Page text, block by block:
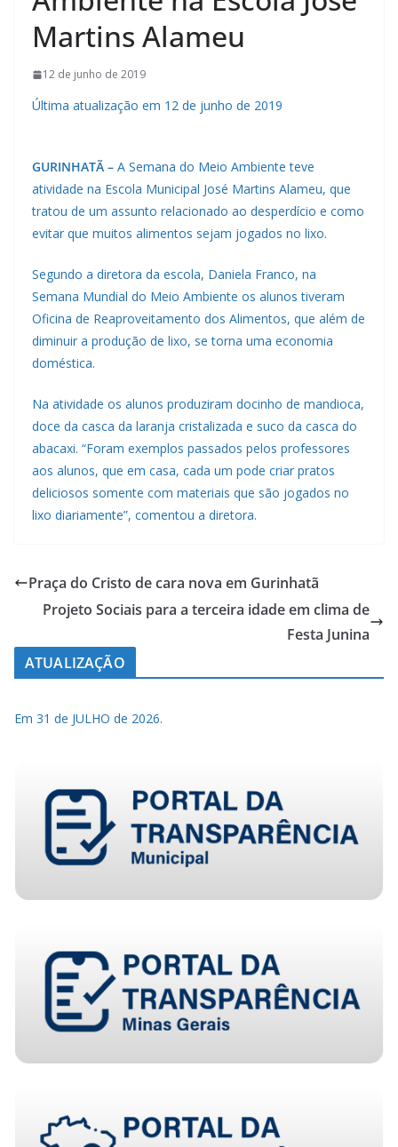
Martins Alameu
12 de junho de 2019
Última atualização em 12 de junho de 2019
GURINHATÃ – A Semana do Meio Ambiente teve
atividade na Escola Municipal José Martins Alameu, que
tratou de um assunto relacionado ao desperdício e como
evitar que muitos alimentos sejam jogados no lixo.
Segundo a diretora da escola, Daniela Franco, na
Semana Mundial do Meio Ambiente os alunos tiveram
Oficina de Reaproveitamento dos Alimentos, que além de
diminuir a produção de lixo, se torna uma economia
doméstica.
Na atividade os alunos produziram docinho de mandioca,
doce da casca da laranja cristalizada e suco da casca do
abacaxi. “Foram exemplos passados pelos professores
aos alunos, que em casa, cada um pode criar pratos
deliciosos somente com materiais que são jogados no
lixo diariamente”, comentou a diretora.
Praça do Cristo de cara nova em Gurinhatã
Projeto Sociais para a terceira idade em clima de
Festa Junina
ATUALIZAÇÃO
Em 31 de JULHO de 2026.